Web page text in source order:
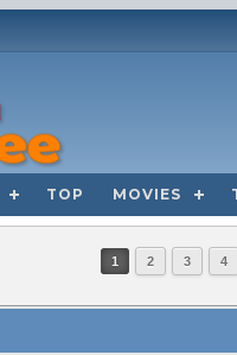
TOP MOVIES
1 2 3 4